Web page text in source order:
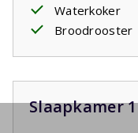
Waterkoker
Broodrooster
Slaapkamer 1